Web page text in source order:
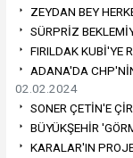
ZEYDAN BEY
SÜRPRİZ
FIRILDAK KUBİ'YE
ADANA'DA
02.02.2024
SONER ÇETİN'E
BÜYÜKŞEHİR
KARALAR'IN